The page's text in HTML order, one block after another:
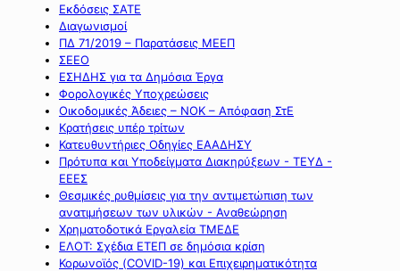
Εκδόσεις ΣΑΤΕ
Διαγωνισμοί
ΠΔ 71/2019 – Παρατάσεις ΜΕΕΠ
ΣΕΕΟ
ΕΣΗΔΗΣ για τα Δημόσια Έργα
Φορολογικές Υποχρεώσεις
Οικοδομικές Άδειες – ΝΟΚ – Απόφαση ΣτΕ
Κρατήσεις υπέρ τρίτων
Κατευθυντήριες Οδηγίες ΕΑΑΔΗΣΥ
Πρότυπα και Υποδείγματα Διακηρύξεων - ΤΕΥΔ -
ΕΕΕΣ
Θεσμικές ρυθμίσεις για την αντιμετώπιση των
ανατιμήσεων των υλικών - Αναθεώρηση
Χρηματοδοτικά Εργαλεία ΤΜΕΔΕ
ΕΛΟΤ: Σχέδια ΕΤΕΠ σε δημόσια κρίση
Κορωνοϊός (COVID-19) και Επιχειρηματικότητα